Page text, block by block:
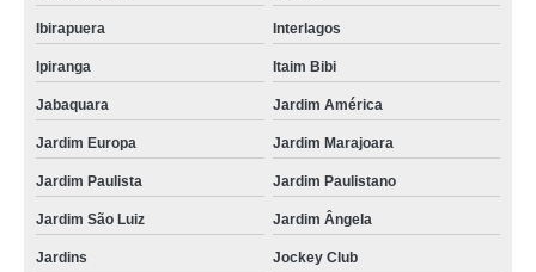
Ibirapuera Interlagos
Ipiranga Itaim Bibi
Jabaquara Jardim América
Jardim Europa Jardim Marajoara
Jardim Paulista Jardim Paulistano
Jardim São Luiz Jardim Ângela
Jardins Jockey Club